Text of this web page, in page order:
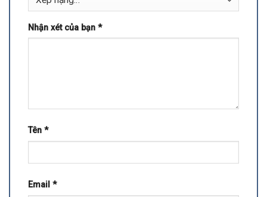
Nhận xét của bạn *
Tên *
Email *